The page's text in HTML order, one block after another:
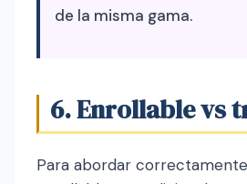
de la misma gama.
6. Enrollable vs
Para abordar